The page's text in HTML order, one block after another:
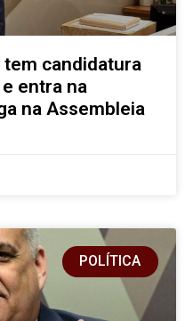
candidatura
entra na
na Assembleia
POLÍTICA